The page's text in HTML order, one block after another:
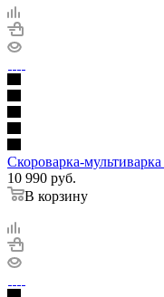
Скороварка-
10 990 руб.
В корзину